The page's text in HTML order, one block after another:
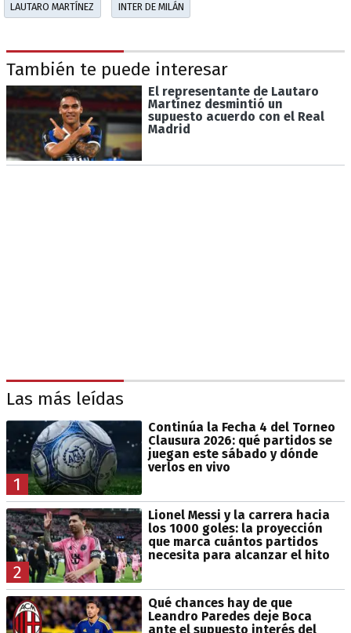
LAUTARO MARTÍNEZ INTER DE MILÁN
También te puede interesar
El representante de Lautaro
Martínez desmintió un
supuesto acuerdo con el Real
Madrid
Las más leídas
1
Continúa la Fecha 4 del Torneo
Clausura 2026: qué partidos se
juegan este sábado y dónde
verlos en vivo
2
Lionel Messi y la carrera hacia
los 1000 goles: la proyección
que marca cuántos partidos
necesita para alcanzar el hito
Qué chances hay de que
Leandro Paredes deje Boca
ante el supuesto interés del